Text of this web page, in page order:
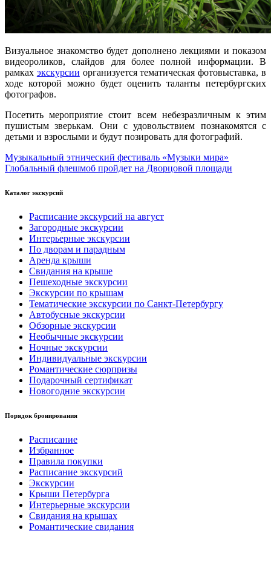
Визуальное знакомство будет дополнено лекциями и показом
видеороликов, слайдов для более полной информации. В
рамках экскурсии организуется тематическая фотовыставка, в
ходе которой можно будет оценить таланты петербургских
фотографов.
Посетить мероприятие стоит всем небезразличным к этим
пушистым зверькам. Они с удовольствием познакомятся с
детьми и взрослыми и будут позировать для фотографий.
Музыкальный этнический фестиваль «Музыки мира»
Глобальный флешмоб пройдет на Дворцовой площади
Каталог экскурсий
Расписание экскурсий на август
Загородные экскурсии
Интерьерные экскурсии
По дворам и парадным
Аренда крыши
Свидания на крыше
Пешеходные экскурсии
Экскурсии по крышам
Тематические экскурсии по Санкт-Петербургу
Автобусные экскурсии
Обзорные экскурсии
Необычные экскурсии
Ночные экскурсии
Индивидуальные экскурсии
Романтические сюрпризы
Подарочный сертификат
Новогодние экскурсии
Порядок бронирования
Расписание
Избранное
Правила покупки
Расписание экскурсий
Экскурсии
Крыши Петербурга
Интерьерные экскурсии
Свидания на крышах
Романтические свидания